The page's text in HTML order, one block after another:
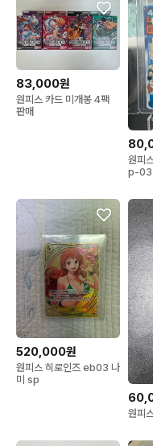
83,000원
원피스 카드 미개봉 4팩
판매
원피
p-
520,000원
원피스 히로인즈 eb03 나
미 sp
원피